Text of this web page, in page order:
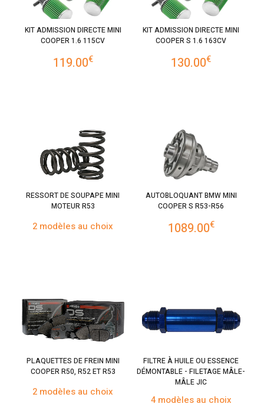
KIT ADMISSION DIRECTE MINI
COOPER 1.6 115CV
119.00€
KIT ADMISSION DIRECTE MINI
COOPER S 1.6 163CV
130.00€
RESSORT DE SOUPAPE MINI
MOTEUR R53
2 modèles au choix
AUTOBLOQUANT BMW MINI
COOPER S R53-R56
1089.00€
PLAQUETTES DE FREIN MINI
COOPER R50, R52 ET R53
2 modèles au choix
FILTRE À HUILE OU ESSENCE
DÉMONTABLE - FILETAGE MÂLE-
MÂLE JIC
4 modèles au choix